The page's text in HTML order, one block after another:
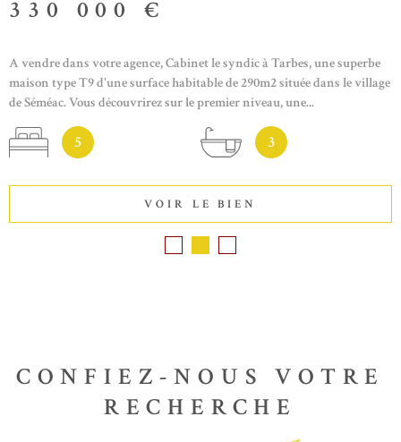
330 000 €
A vendre dans votre agence, Cabinet le syndic à Tarbes, une superbe
maison type T9 d'une surface habitable de 290m2 située dans le village
de Séméac. Vous découvrirez sur le premier niveau, une...
5 3
VOIR LE BIEN
CONFIEZ-NOUS VOTRE
RECHERCHE